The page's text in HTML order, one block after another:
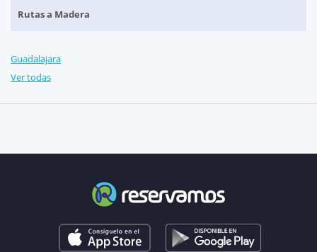
Rutas a Madera
Guadalajara
Ver todas